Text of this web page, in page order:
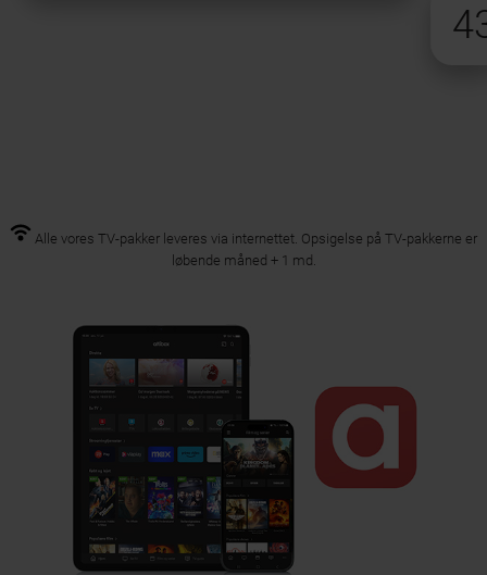
Alle vores TV-pakker leveres via internettet. Opsigelse på TV-pakkerne er
løbende måned + 1 md.